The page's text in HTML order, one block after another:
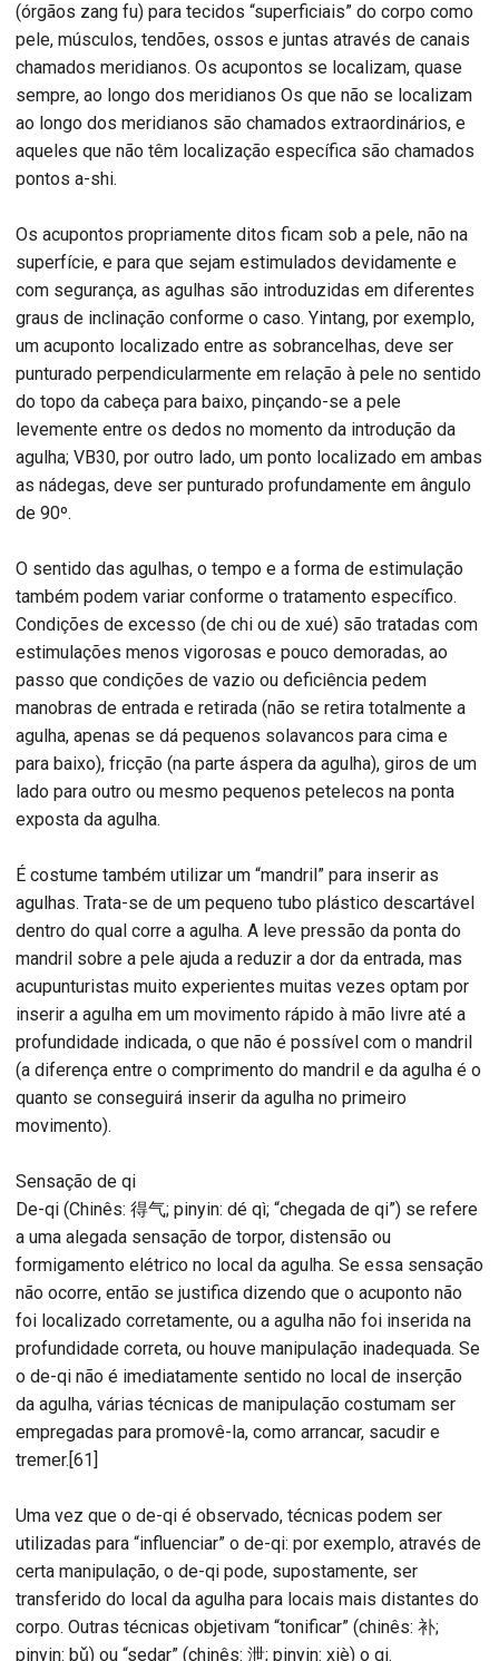
(órgãos zang fu) para tecidos “superficiais” do corpo como
pele, músculos, tendões, ossos e juntas através de canais
chamados meridianos. Os acupontos se localizam, quase
sempre, ao longo dos meridianos Os que não se localizam
ao longo dos meridianos são chamados extraordinários, e
aqueles que não têm localização específica são chamados
pontos a-shi.
Os acupontos propriamente ditos ficam sob a pele, não na
superfície, e para que sejam estimulados devidamente e
com segurança, as agulhas são introduzidas em diferentes
graus de inclinação conforme o caso. Yintang, por exemplo,
um acuponto localizado entre as sobrancelhas, deve ser
punturado perpendicularmente em relação à pele no sentido
do topo da cabeça para baixo, pinçando-se a pele
levemente entre os dedos no momento da introdução da
agulha; VB30, por outro lado, um ponto localizado em ambas
as nádegas, deve ser punturado profundamente em ângulo
de 90º.
O sentido das agulhas, o tempo e a forma de estimulação
também podem variar conforme o tratamento específico.
Condições de excesso (de chi ou de xué) são tratadas com
estimulações menos vigorosas e pouco demoradas, ao
passo que condições de vazio ou deficiência pedem
manobras de entrada e retirada (não se retira totalmente a
agulha, apenas se dá pequenos solavancos para cima e
para baixo), fricção (na parte áspera da agulha), giros de um
lado para outro ou mesmo pequenos petelecos na ponta
exposta da agulha.
É costume também utilizar um “mandril” para inserir as
agulhas. Trata-se de um pequeno tubo plástico descartável
dentro do qual corre a agulha. A leve pressão da ponta do
mandril sobre a pele ajuda a reduzir a dor da entrada, mas
acupunturistas muito experientes muitas vezes optam por
inserir a agulha em um movimento rápido à mão livre até a
profundidade indicada, o que não é possível com o mandril
(a diferença entre o comprimento do mandril e da agulha é o
quanto se conseguirá inserir da agulha no primeiro
movimento).
Sensação de qi
De-qi (Chinês: 得气; pinyin: dé qì; “chegada de qi”) se refere
a uma alegada sensação de torpor, distensão ou
formigamento elétrico no local da agulha. Se essa sensação
não ocorre, então se justifica dizendo que o acuponto não
foi localizado corretamente, ou a agulha não foi inserida na
profundidade correta, ou houve manipulação inadequada. Se
o de-qi não é imediatamente sentido no local de inserção
da agulha, várias técnicas de manipulação costumam ser
empregadas para promovê-la, como arrancar, sacudir e
tremer.[61]
Uma vez que o de-qi é observado, técnicas podem ser
utilizadas para “influenciar” o de-qi: por exemplo, através de
certa manipulação, o de-qi pode, supostamente, ser
transferido do local da agulha para locais mais distantes do
corpo. Outras técnicas objetivam “tonificar” (chinês: 补;
pinyin: bǔ) ou “sedar” (chinês: 泄; pinyin: xiè) o qi.